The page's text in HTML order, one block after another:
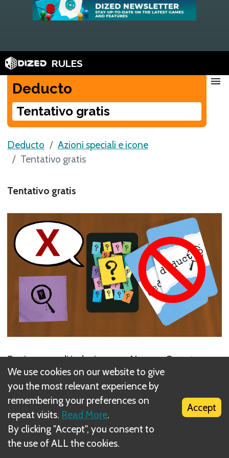
RULES
Deducto
Tentativo gratis
menu
Deducto
Azioni speciali e icone
Tentativo gratis
Tentativo gratis
Puoi cercare di indovinare un Numero Segreto: se
sbagli non ricevi alcuna penalità.
Next
Guarda 1 carta
Related Rule(s)
We use cookies on our website to give
you the most relevant experience by
remembering your preferences on
repeat visits. Read More.
By clicking "Accept", you consent to
the use of ALL the cookies.
Accept